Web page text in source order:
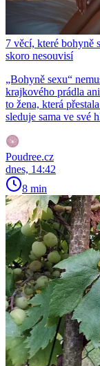
7 věcí, které bohyně
skoro nesouvisí
„Bohyně sexu“
krajkového prádla
to žena, která
sleduje sama ve své
Poudree.cz
dnes, 14:42
8 min